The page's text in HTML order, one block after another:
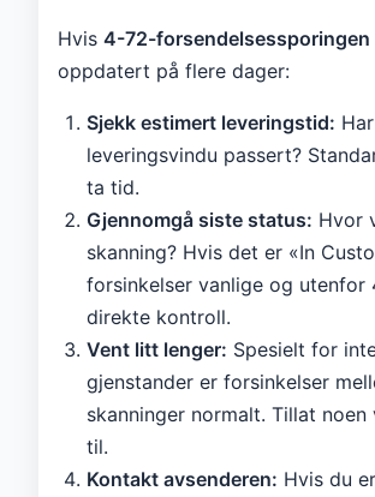
Hvis 4-72-forsendelsessporingen
oppdatert på flere dager:
Sjekk estimert leveringstid:
leveringsvindu passert?
ta tid.
Gjennomgå siste status: Hvor
skanning? Hvis det er «In
forsinkelser vanlige og utenfor
direkte kontroll.
Vent litt lenger: Spesielt for
gjenstander er forsinkelser
skanninger normalt. Tillat noen
til.
Kontakt avsenderen: Hvis du er